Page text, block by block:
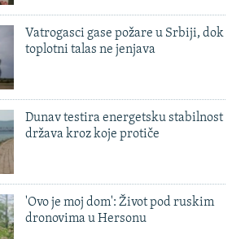
Vatrogasci gase požare u Srbiji, dok
toplotni talas ne jenjava
Dunav testira energetsku stabilnost
država kroz koje protiče
'Ovo je moj dom': Život pod ruskim
dronovima u Hersonu